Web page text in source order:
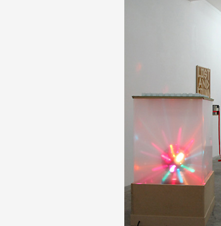
Documentation
Visites d'ateliers
Production vidéo